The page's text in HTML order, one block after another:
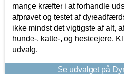
mange kræfter i at forhandle
afprøvet og testet af
ikke mindst det vigtigste af alt,
hunde-, katte-, og hesteejere.
udvalg.
Se udvalget på